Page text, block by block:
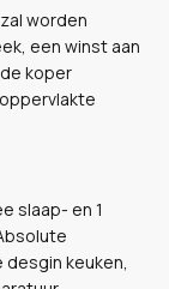
worden
een winst aan
koper
slaap- en 1
keuken,